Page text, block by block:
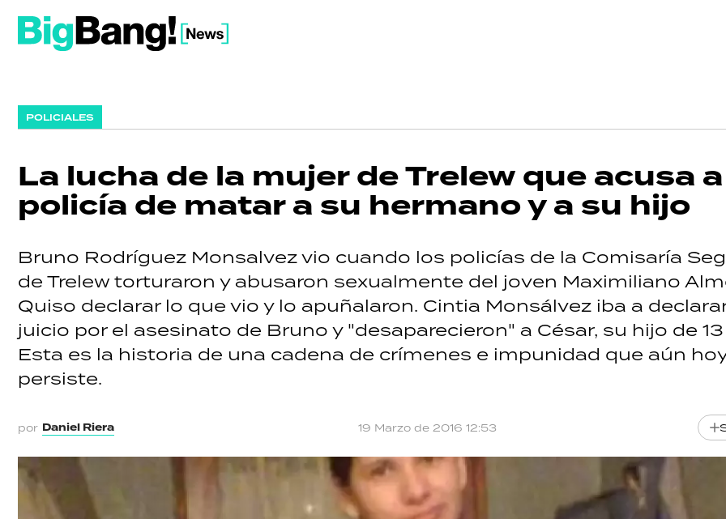
POLICIALES
La lucha de la mujer de Trelew que acusa
policía de matar a su hermano y a su hijo
Bruno Rodríguez Monsalvez vio cuando los policías de la Comisaría
de Trelew torturaron y abusaron sexualmente del joven Maximiliano
Quiso declarar lo que vio y lo apuñalaron. Cintia Monsálvez iba a
juicio por el asesinato de Bruno y "desaparecieron" a César, su hijo de
Esta es la historia de una cadena de crímenes e impunidad que aún
persiste.
por Daniel Riera 19 Marzo de 2016 12:53